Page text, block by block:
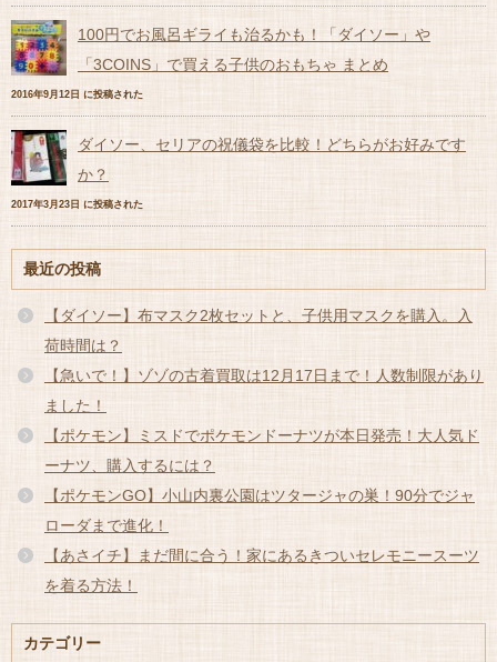
100円でお風呂ギライも治るかも！「ダイソー」や
「3COINS」で買える子供のおもちゃ まとめ
2016年9月12日 に投稿された
ダイソー、セリアの祝儀袋を比較！どちらがお好みです
か？
2017年3月23日 に投稿された
最近の投稿
【ダイソー】布マスク2枚セットと、子供用マスクを購入。入
荷時間は？
【急いで！】ゾゾの古着買取は12月17日まで！人数制限があり
ました！
【ポケモン】ミスドでポケモンドーナツが本日発売！大人気ド
ーナツ、購入するには？
【ポケモンGO】小山内裏公園はツタージャの巣！90分でジャ
ローダまで進化！
【あさイチ】まだ間に合う！家にあるきついセレモニースーツ
を着る方法！
カテゴリー